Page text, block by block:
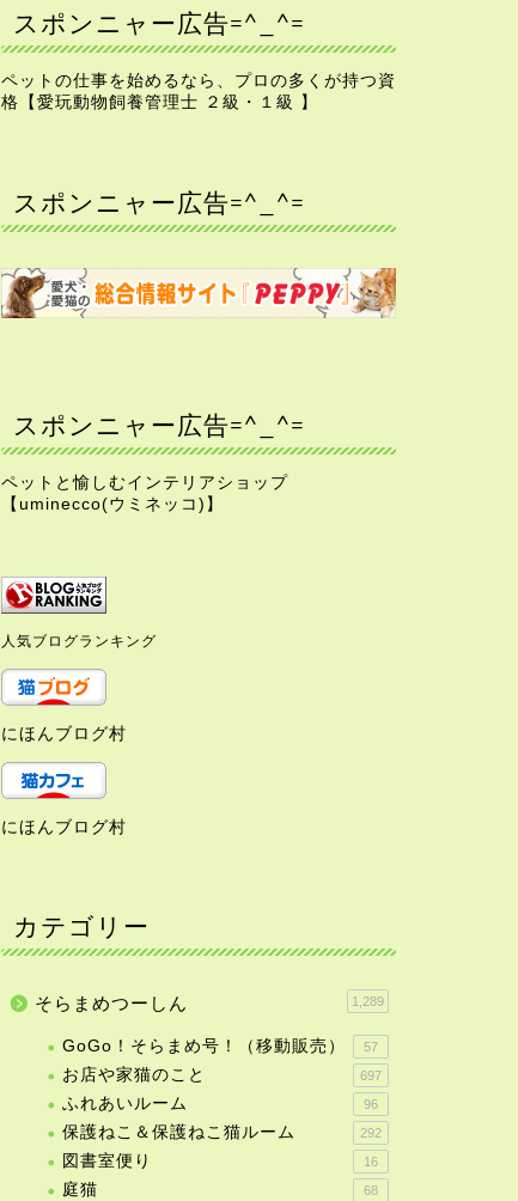
スポンニャー広告=^_^=
ペットの仕事を始めるなら、プロの多くが持つ資
格【愛玩動物飼養管理士 ２級・１級 】
スポンニャー広告=^_^=
スポンニャー広告=^_^=
ペットと愉しむインテリアショップ
【uminecco(ウミネッコ)】
人気ブログランキング
にほんブログ村
にほんブログ村
カテゴリー
そらまめつーしん 1,289
GoGo！そらまめ号！（移動販売） 57
お店や家猫のこと 697
ふれあいルーム 96
保護ねこ＆保護ねこ猫ルーム 292
図書室便り 16
庭猫 68